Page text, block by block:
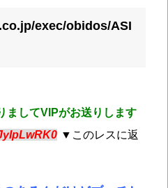
exec/obidos/ASI
ましてVIPがお送りします
▼このレスに返